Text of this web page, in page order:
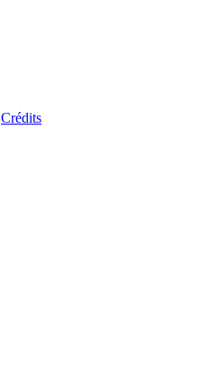
Crédits